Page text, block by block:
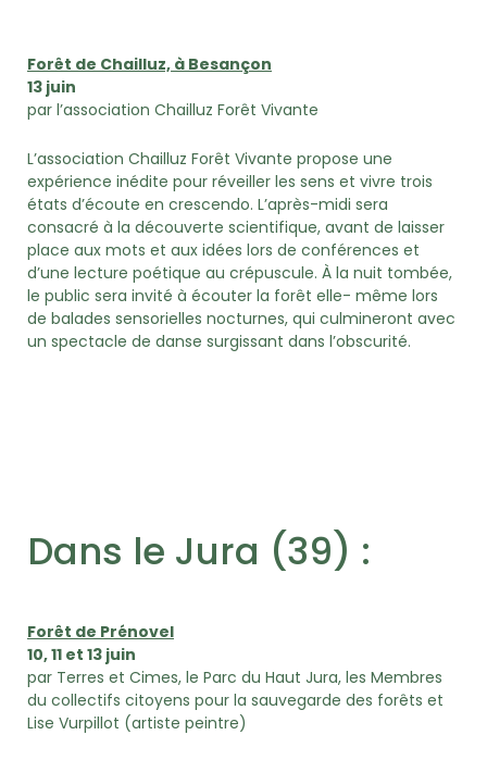
Forêt de Chailluz, à Besançon
13 juin
par l’association Chailluz Forêt Vivante
L’association Chailluz Forêt Vivante propose une
expérience inédite pour réveiller les sens et vivre trois
états d’écoute en crescendo. L’après-midi sera
consacré à la découverte scientifique, avant de laisser
place aux mots et aux idées lors de conférences et
d’une lecture poétique au crépuscule. À la nuit tombée,
le public sera invité à écouter la forêt elle- même lors
de balades sensorielles nocturnes, qui culmineront avec
un spectacle de danse surgissant dans l’obscurité.
Dans le Jura (39) :
Forêt de Prénovel
10, 11 et 13 juin
par Terres et Cimes, le Parc du Haut Jura, les Membres
du collectifs citoyens pour la sauvegarde des forêts et
Lise Vurpillot (artiste peintre)